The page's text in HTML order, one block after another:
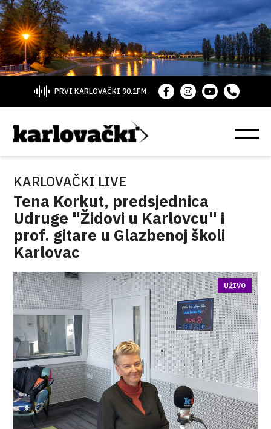
PRVI KARLOVAČKI 90.1FM
KARLOVAČKI LIVE
Tena Korkut, predsjednica
Udruge "Židovi u Karlovcu" i
prof. gitare u Glazbenoj školi
Karlovac
UŽIVO